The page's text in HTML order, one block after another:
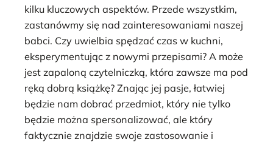
kilku kluczowych aspektów. Przede wszystkim,
zastanówmy się nad zainteresowaniami naszej
babci. Czy uwielbia spędzać czas w kuchni,
eksperymentując z nowymi przepisami? A może
jest zapaloną czytelniczką, która zawsze ma pod
ręką dobrą książkę? Znając jej pasje, łatwiej
będzie nam dobrać przedmiot, który nie tylko
będzie można spersonalizować, ale który
faktycznie znajdzie swoje zastosowanie i